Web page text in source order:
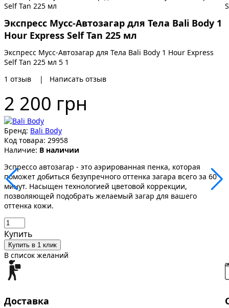
Экспресс Мусс-Автозагар для Тела Bali Body 1
Hour Express Self Tan 225 мл
Экспресс Мусс-Автозагар для Тела Bali Body 1 Hour Express
Self Tan 225 мл 5 1
1 отзыв | Написать отзыв
2 200 грн
Бренд: Bali Body
Код товара: 29958
Наличие: В наличии
Эспрессо автозагар - это аэрированная пенка, которая
поможет добиться безупречного оттенка загара всего за 60
минут. Насыщен технологией цветовой коррекции,
позволяющей подобрать желаемый загар для вашего
оттенка кожи.
Купить
Купить в 1 клик
В список желаний
Доставка